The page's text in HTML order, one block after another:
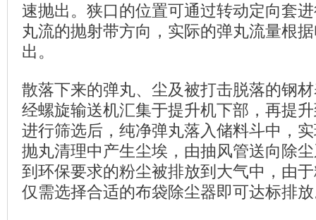
速抛出。狭口的位置可通过转动定向套
丸流的抛射带方向，实际的弹丸流量根
出。
散落下来的弹丸、尘及被打击脱落的钢
经螺旋输送机汇集于提升机下部，再提
进行筛选后，纯净弹丸落入储料斗中，
抛丸清理中产生尘埃，由抽风管送向除
到环保要求的粉尘被排放到大气中，由
仅需选择合适的布袋除尘器即可达标排